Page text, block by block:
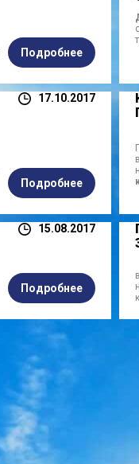
Подробнее
17.10.2017
Подробнее
15.08.2017
Подробнее